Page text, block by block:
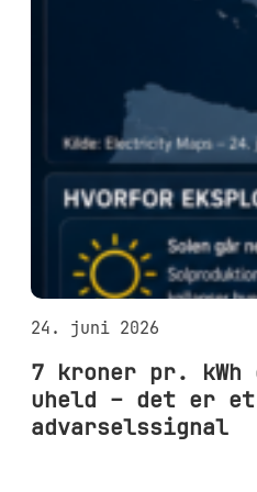
24. juni 2026
7 kroner pr.
uheld – det er et
advarselssignal